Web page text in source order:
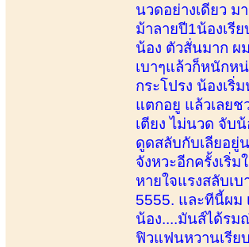
นวดอย่างเดียว
ม้าลายปี1น้องเรี
น้อง ตัวสั่นมาก ผ
เบาๆแล้วก็หนักห
กระโปรง น้องเริ่
แตกอยู แล้วเลย
เตียง ไม่นวด จับ
ดูดสลับกับเลียอยู่
จังหวะอีกครั้งเริ่
หายใจแรงสลับเ
5555. และทีนี้ผม
น้อง....มันส์ได้รม
ฟิวแฟนหวานเรีย